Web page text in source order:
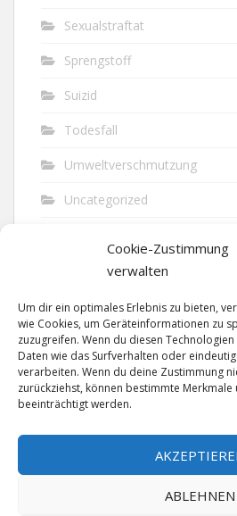
Cookie-Zustimmung
verwalten
Um dir ein optimales Erlebnis zu bieten,
wie Cookies, um Geräteinformationen zu
zuzugreifen. Wenn du diesen
Daten wie das Surfverhalten oder
verarbeiten. Wenn du deine Zustimmung
zurückziehst, können bestimmte Merkmale
beeinträchtigt werden.
ABLEHNEN
Sexualstraftat
Sprengstoff
Suizid
Todesfall
Umweltverschmutzung
Uncategorized
Vandalismus
Verkehr
Verkehrsunfall
Vermisst
Waffen